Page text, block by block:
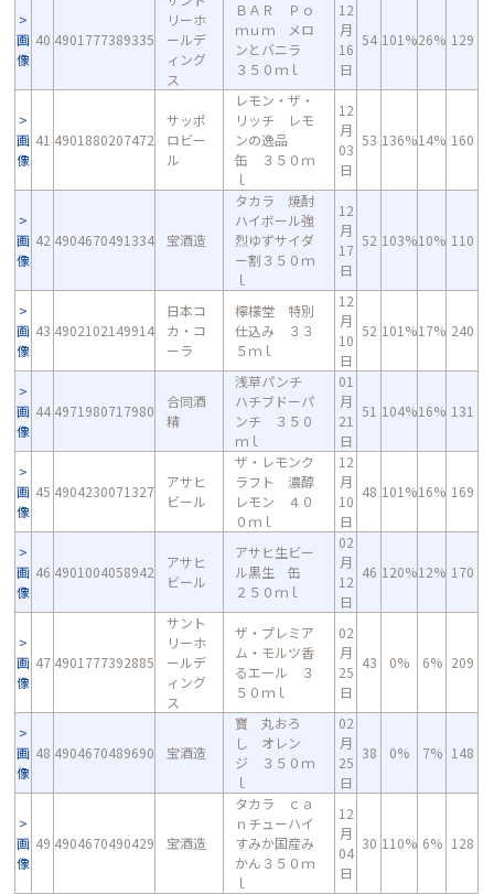
画
像
40 4901777389335
リーホ
ールデ
ィング
ス
ＢＡＲ Ｐｏ
ｍｕｍ メロ
ンとバニラ
３５０ｍｌ
12
月
16
日
54 101%26% 129
画
像
41 4901880207472
サッポ
ロビー
ル
レモン・ザ・
リッチ レモ
ンの逸品
缶 ３５０ｍ
ｌ
12
月
03
日
53 136%14% 160
画
像
42 4904670491334 宝酒造
タカラ 焼酎
ハイボール強
烈ゆずサイダ
ー割３５０ｍ
ｌ
12
月
17
日
52 103%10% 110
画
像
43 4902102149914
日本コ
カ・コ
ーラ
檸檬堂 特別
仕込み ３３
５ｍｌ
12
月
10
日
52 101%17% 240
画
像
44 4971980717980
合同酒
精
浅草パンチ
ハチブドーパ
ンチ ３５０
ｍｌ
01
月
21
日
51 104%16% 131
画
像
45 4904230071327
アサヒ
ビール
ザ・レモンク
ラフト 濃醇
レモン ４０
０ｍｌ
12
月
10
日
48 101%16% 169
画
像
46 4901004058942
アサヒ
ビール
アサヒ生ビー
ル黒生 缶
２５０ｍｌ
02
月
12
日
46 120%12% 170
画
像
47 4901777392885
サント
リーホ
ールデ
ィング
ス
ザ・プレミア
ム・モルツ香
るエール ３
５０ｍｌ
02
月
25
日
43 0% 6% 209
画
像
48 4904670489690 宝酒造
寶 丸おろ
し オレン
ジ ３５０ｍ
ｌ
02
月
25
日
38 0% 7% 148
画
像
49 4904670490429 宝酒造
タカラ ｃａ
ｎチューハイ
すみか国産み
かん３５０ｍ
ｌ
12
月
04
日
30 110% 6% 128